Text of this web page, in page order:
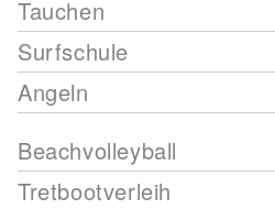
Tauchen
Surfschule
Angeln
Beachvolleyball
Tretbootverleih